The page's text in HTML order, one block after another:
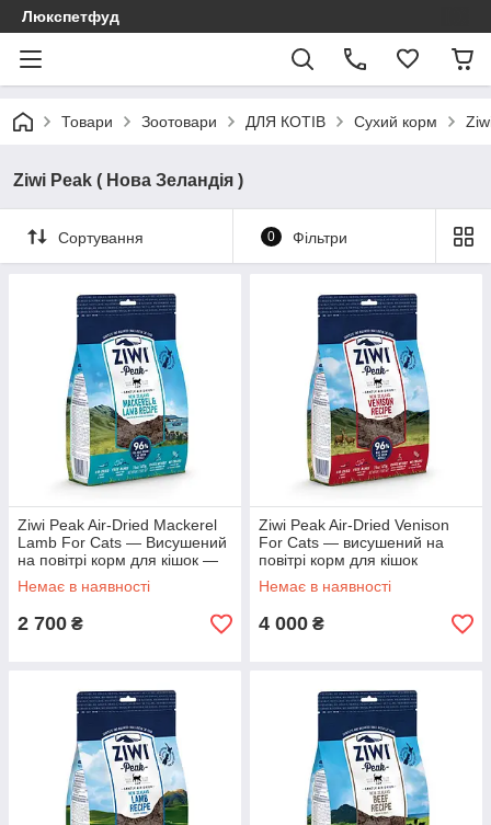
Люкспетфуд
Товари Зоотовари ДЛЯ КОТІВ Сухий корм
Ziwi Peak ( Нова Зеландія )
Сортування 0 Фільтри
Ziwi Peak Air-Dried Mackerel
Lamb For Cats — Висушений
на повітрі корм для кішок —
Макрель і Ягня 400 г
Немає в наявності
2 700 ₴
Ziwi Peak Air-Dried Venison
For Cats — висушений на
повітрі корм для кішок
ОЛЕНІНА 400 г
Немає в наявності
4 000 ₴